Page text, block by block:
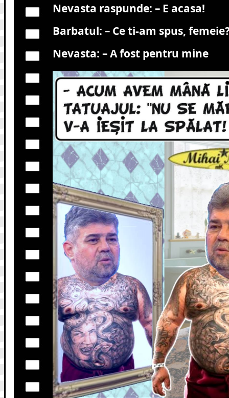
Nevasta raspunde: – E acasa!
Barbatul: – Ce ti-am spus,
Nevasta: – A fost pentru mine